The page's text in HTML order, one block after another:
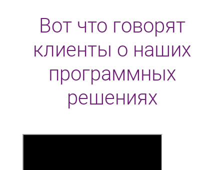
Вот что говорят
клиенты о наших
программных
решениях